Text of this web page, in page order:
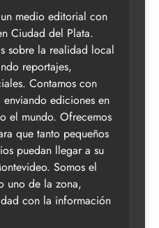
medio editorial con
Ciudad del Plata.
sobre la realidad local
reportajes,
Contamos con
ediciones en
el mundo. Ofrecemos
que tanto pequeños
puedan llegar a su
Somos el
uno de la zona,
con la información